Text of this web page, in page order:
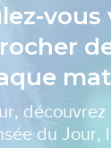
vous
découvrez
du Jour,